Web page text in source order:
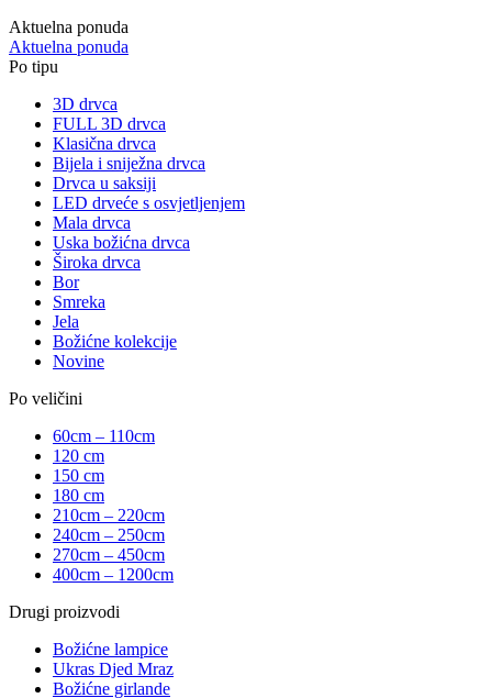
Aktuelna ponuda
Aktuelna ponuda
Po tipu
3D drvca
FULL 3D drvca
Klasična drvca
Bijela i sniježna drvca
Drvca u saksiji
LED drveće s osvjetljenjem
Mala drvca
Uska božićna drvca
Široka drvca
Bor
Smreka
Jela
Božićne kolekcije
Novine
Po veličini
60cm – 110cm
120 cm
150 cm
180 cm
210cm – 220cm
240cm – 250cm
270cm – 450cm
400cm – 1200cm
Drugi proizvodi
Božićne lampice
Ukras Djed Mraz
Božićne girlande